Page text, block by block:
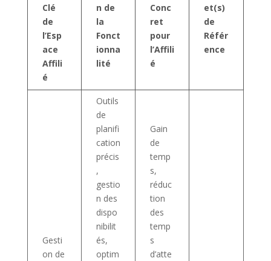
Clé
de
l’Esp
ace
Affili
é
n de
la
Fonct
ionna
lité
Conc
ret
pour
l’Affili
é
et(s)
de
Référ
ence
Gesti
on de
Outils
de
planifi
cation
précis
,
gestio
n des
dispo
nibilit
és,
optim
Gain
de
temp
s,
réduc
tion
des
temp
s
d’atte